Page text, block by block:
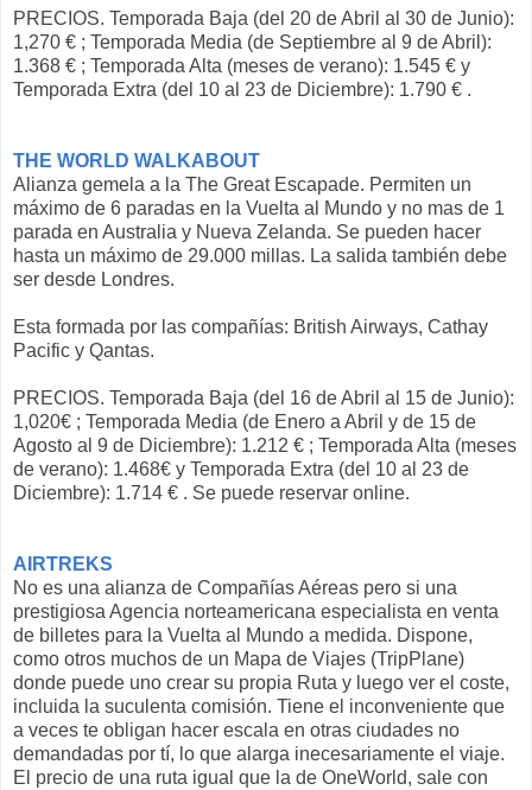
PRECIOS. Temporada Baja (del 20 de Abril al 30 de Junio):
1,270 € ; Temporada Media (de Septiembre al 9 de Abril):
1.368 € ; Temporada Alta (meses de verano): 1.545 € y
Temporada Extra (del 10 al 23 de Diciembre): 1.790 € .
THE WORLD WALKABOUT
Alianza gemela a la The Great Escapade. Permiten un
máximo de 6 paradas en la Vuelta al Mundo y no mas de 1
parada en Australia y Nueva Zelanda. Se pueden hacer
hasta un máximo de 29.000 millas. La salida también debe
ser desde Londres.
Esta formada por las compañías: British Airways, Cathay
Pacific y Qantas.
PRECIOS. Temporada Baja (del 16 de Abril al 15 de Junio):
1,020€ ; Temporada Media (de Enero a Abril y de 15 de
Agosto al 9 de Diciembre): 1.212 € ; Temporada Alta (meses
de verano): 1.468€ y Temporada Extra (del 10 al 23 de
Diciembre): 1.714 € . Se puede reservar online.
AIRTREKS
No es una alianza de Compañías Aéreas pero si una
prestigiosa Agencia norteamericana especialista en venta
de billetes para la Vuelta al Mundo a medida. Dispone,
como otros muchos de un Mapa de Viajes (TripPlane)
donde puede uno crear su propia Ruta y luego ver el coste,
incluida la suculenta comisión. Tiene el inconveniente que
a veces te obligan hacer escala en otras ciudades no
demandadas por tí, lo que alarga inecesariamente el viaje.
El precio de una ruta igual que la de OneWorld, sale con